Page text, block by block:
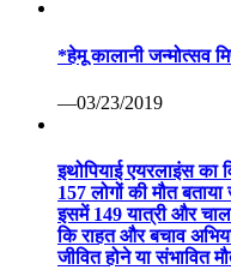
*हेमू कालानी जन्मोत्सव
—03/23/2019
इथोपियाई एयरलाइंस का
157 लोगों की मौत
इसमें 149 यात्री और
कि राहत और बचाव
जीवित होने या संभावित